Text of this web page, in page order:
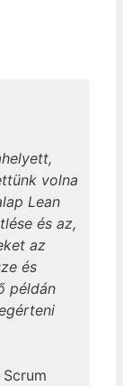
volna
Lean
és az,
az
és
példán
Scrum